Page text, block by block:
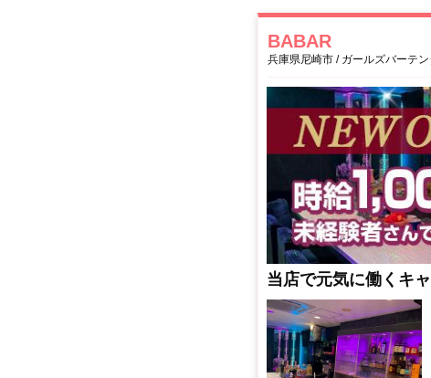
BABAR
兵庫県尼崎市 / ガールズバーテン
当店で元気に働くキ